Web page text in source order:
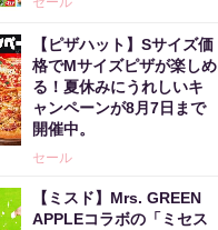
【ピザハット】Sサイズ価
格でMサイズピザが楽しめ
る！夏休みにうれしいキ
ャンペーンが8月7日まで
開催中。
セール
【ミスド】Mrs. GREEN
APPLEコラボの「ミセス